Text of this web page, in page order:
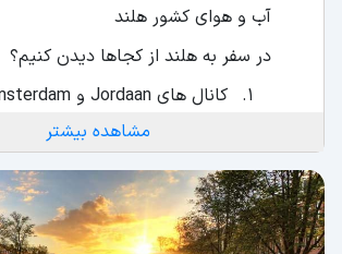
آب و هوای کشور هلند
در سفر به هلند از کجاها دیدن کنیم؟
کانال های Jordaan و Amsterdam
کوکنهوف یا باغ اروپای هلند
موزه Rijksmuseum معروف به موزه ملی
خانه آنه فرانک، آمستردام
مشاهده بیشتر